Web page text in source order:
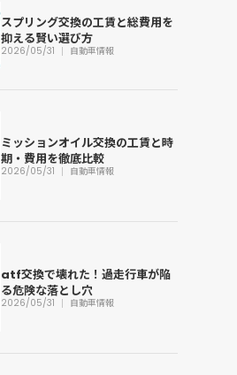
スプリング交換の工賃と総費用を
抑える賢い選び方
2026/05/31 自動車情報
ミッションオイル交換の工賃と時
期・費用を徹底比較
2026/05/31 自動車情報
atf交換で壊れた！過走行車が陥
る危険な落とし穴
2026/05/31 自動車情報